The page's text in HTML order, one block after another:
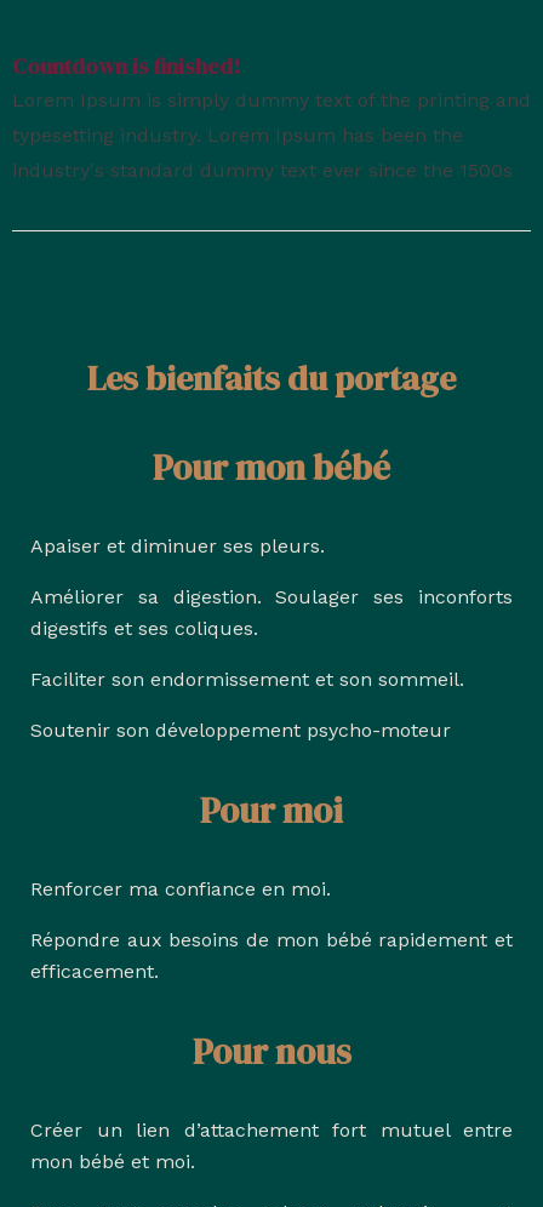
Countdown is finished!
Lorem Ipsum is simply dummy text of the printing and
typesetting industry. Lorem Ipsum has been the
industry's standard dummy text ever since the 1500s
Les bienfaits du portage
Pour mon bébé
Apaiser et diminuer ses pleurs.
Améliorer sa digestion. Soulager ses inconforts
digestifs et ses coliques.
Faciliter son endormissement et son sommeil.
Soutenir son développement psycho-moteur
Pour moi
Renforcer ma confiance en moi.
Répondre aux besoins de mon bébé rapidement et
efficacement.
Pour nous
Créer un lien d’attachement fort mutuel entre
mon bébé et moi.